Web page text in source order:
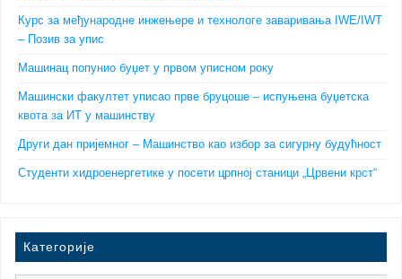
Курс за међународне инжењере и технологе заваривања IWE/IWT
– Позив за упис
Машинац попунио буџет у првом уписном року
Машински факултет уписао прве бруцоше – испуњена буџетска
квота за ИТ у машинству
Други дан пријемног – Машинство као избор за сигурну будућност
Студенти хидроенергетике у посети црпној станици „Црвени крст“
Категорије